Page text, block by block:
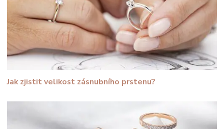
Jak zjistit velikost zásnubního prstenu?